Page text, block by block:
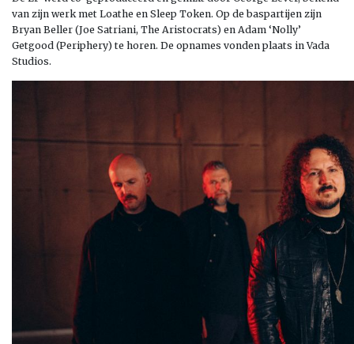
van zijn werk met Loathe en Sleep Token. Op de baspartijen zijn
Bryan Beller (Joe Satriani, The Aristocrats) en Adam ‘Nolly’
Getgood (Periphery) te horen. De opnames vonden plaats in Vada
Studios.